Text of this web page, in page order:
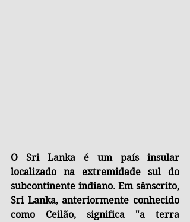
O Sri Lanka é um país insular
localizado na extremidade sul do
subcontinente indiano. Em sânscrito,
Sri Lanka, anteriormente conhecido
como Ceilão, significa "a terra